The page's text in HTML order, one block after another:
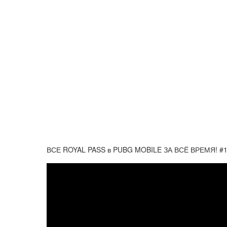
ВСЕ ROYAL PASS в PUBG MOBILE ЗА ВСЁ ВРЕМЯ! #1